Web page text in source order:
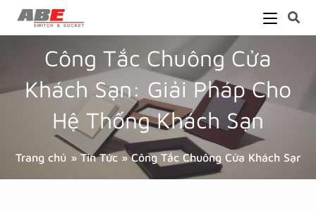
Công Tắc Chuông Cửa
Khách Sạn: Giải Pháp Cho
Hệ Thống Khách Sạn
Trang chủ »Tin Tức »Công Tắc Chuông Cửa Khách Sạn: